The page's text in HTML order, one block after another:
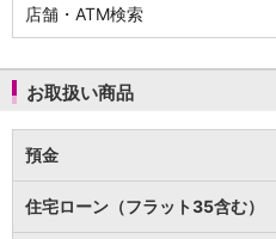
お借換えの方
フラット35
リ・バース60
カードローン
目的別ローンマイページ
保険
保険TOP
店舗・ATM検索
お取扱い商品
預金
住宅ローン（フラット35含む）